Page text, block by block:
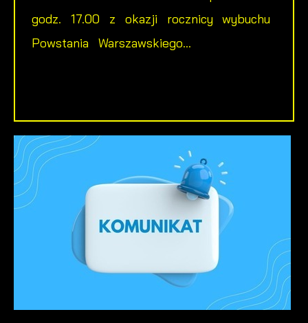
godz. 17.00 z okazji rocznicy wybuchu
Powstania Warszawskiego...